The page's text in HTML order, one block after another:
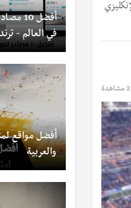
مسابقة الدوري الإنكليزي
أفضل
في العالم -
أفضل مواقع
والعربية